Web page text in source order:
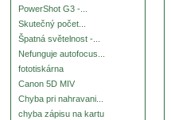
PowerShot G3 -...
Skutečný počet...
Špatná světelnost -...
Nefunguje autofocus...
fototiskárna
Canon 5D MIV
Chyba pri nahravani...
chyba zápisu na kartu